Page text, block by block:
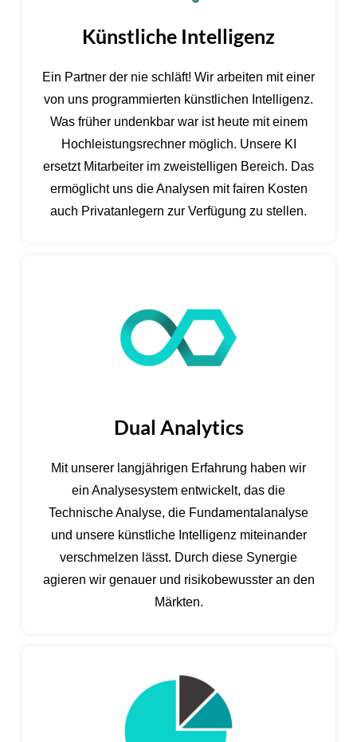
Künstliche Intelligenz
Ein Partner der nie schläft! Wir arbeiten mit einer
von uns programmierten künstlichen Intelligenz.
Was früher undenkbar war ist heute mit einem
Hochleistungsrechner möglich. Unsere KI
ersetzt Mitarbeiter im zweistelligen Bereich. Das
ermöglicht uns die Analysen mit fairen Kosten
auch Privatanlegern zur Verfügung zu stellen.
Dual Analytics
Mit unserer langjährigen Erfahrung haben wir
ein Analysesystem entwickelt, das die
Technische Analyse, die Fundamentalanalyse
und unsere künstliche Intelligenz miteinander
verschmelzen lässt. Durch diese Synergie
agieren wir genauer und risikobewusster an den
Märkten.